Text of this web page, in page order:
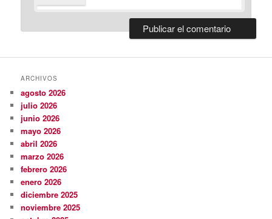
ARCHIVOS
agosto 2026
julio 2026
junio 2026
mayo 2026
abril 2026
marzo 2026
febrero 2026
enero 2026
diciembre 2025
noviembre 2025